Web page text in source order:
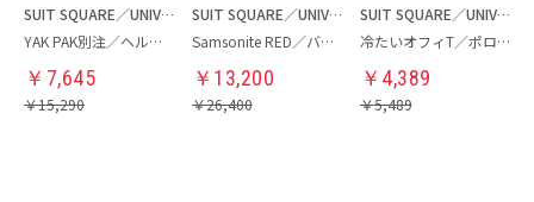
SUIT SQUARE／UNIVERSAL LANGUAGE
YAK PAK別注／ヘルメットバッグ
￥ 7,645
￥15,290
SUIT SQUARE／UNIVERSAL LANGUAGE
Samsonite RED／バックパック
￥ 13,200
￥26,400
SUIT SQUARE／UNIVERSAL LANGUAGE
冷たいオフィT／ポロシャツ
￥ 4,389
￥5,489